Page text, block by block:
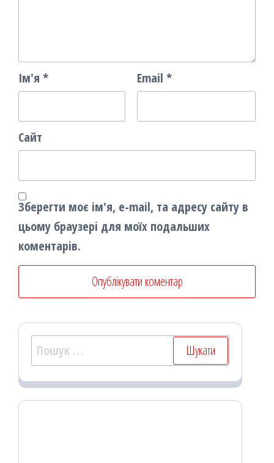
Ім'я * Email *
Сайт
Зберегти моє ім'я, e-mail, та адресу сайту в
цьому браузері для моїх подальших
коментарів.
Пошук: